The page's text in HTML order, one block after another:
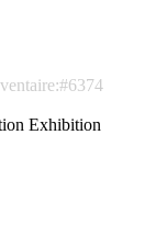
Exhibition